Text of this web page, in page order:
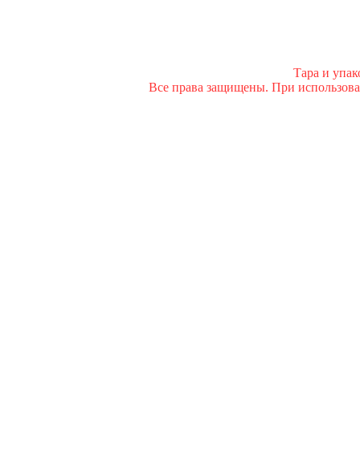
Тара и
Все права защищены. При